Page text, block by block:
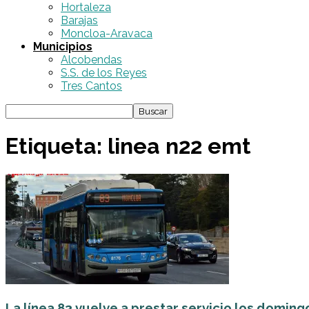
Hortaleza
Barajas
Moncloa-Aravaca
Municipios
Alcobendas
S.S. de los Reyes
Tres Cantos
Etiqueta: linea n22 emt